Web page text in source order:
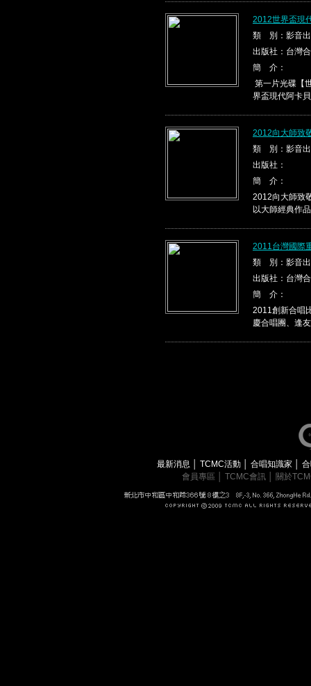
2012世界盃現
類 別：影音
出版社：台灣
簡 介：
第一片光碟【
界盃現代阿卡
2012向大師致
類 別：影音
出版社：
簡 介：
2012向大師致
以大師經典作
2011台灣國際
類 別：影音
出版社：台灣
簡 介：
2011創新合唱
慶合唱團、逢
最新消息 TCMC活動 合唱知識家
會員專區
TCMC會訊 關於